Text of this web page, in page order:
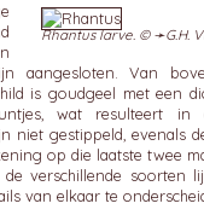
Rhantus larve. © ➛G.H.
aangesloten. Van
is goudgeel met een
wat resulteert in
niet gestippeld, evenals
op die laatste twee
verschillende soorten
van elkaar te